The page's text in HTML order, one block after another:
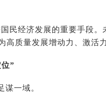
民经济发展的重要手段
高质量发展增动力、激活
”
谋一域。